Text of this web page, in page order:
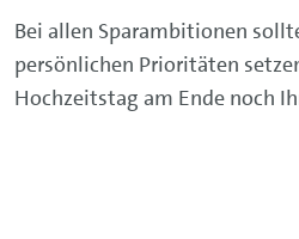
Bei allen Sparambitionen
persönlichen Prioritäten
Hochzeitstag am Ende noch